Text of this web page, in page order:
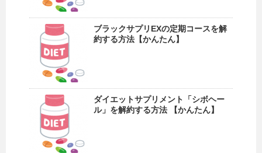
ブラックサプリEXの定期コースを解
約する方法【かんたん】
ダイエットサプリメント「シボヘー
ル」を解約する方法 【かんたん】